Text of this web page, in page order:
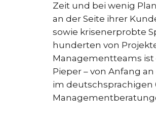
Zeit und bei wenig
an der Seite ihrer
sowie krisenerprobte
hunderten von
Managementteams ist
Pieper – von Anfang
im deutschsprachigen